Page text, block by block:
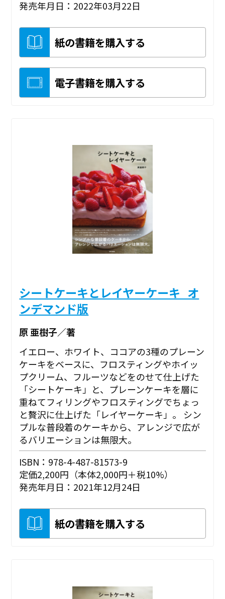
発売年月日：2022年03月22日
紙の書籍を購入する
電子書籍を購入する
シートケーキとレイヤーケーキ_オ
ンデマンド版
原 亜樹子／著
イエロー、ホワイト、ココアの3種のプレーン
ケーキをベースに、フロスティングやホイッ
プクリーム、フルーツなどをのせて仕上げた
「シートケーキ」と、プレーンケーキを層に
重ねてフィリングやフロスティングでちょっ
と贅沢に仕上げた「レイヤーケーキ」。 シン
プルな普段着のケーキから、アレンジで広が
るバリエーションは無限大。
ISBN：978-4-487-81573-9
定価2,200円（本体2,000円＋税10%）
発売年月日：2021年12月24日
紙の書籍を購入する